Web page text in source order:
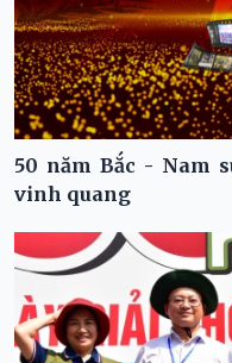
50 năm Bắc - Nam
vinh quang